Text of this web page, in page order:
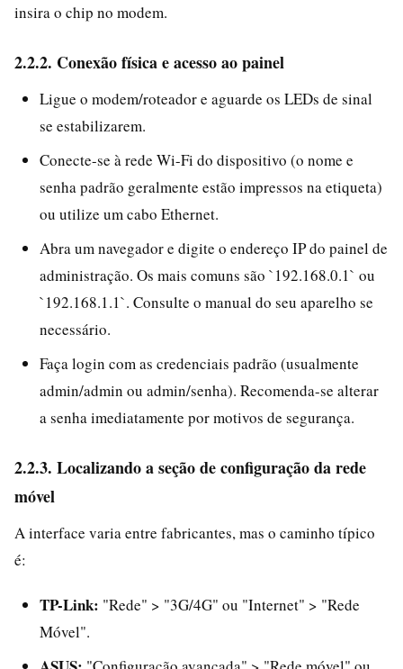
insira o chip no modem.
2.2.2. Conexão física e acesso ao painel
Ligue o modem/roteador e aguarde os LEDs de sinal
se estabilizarem.
Conecte-se à rede Wi-Fi do dispositivo (o nome e
senha padrão geralmente estão impressos na etiqueta)
ou utilize um cabo Ethernet.
Abra um navegador e digite o endereço IP do painel de
administração. Os mais comuns são `192.168.0.1` ou
`192.168.1.1`. Consulte o manual do seu aparelho se
necessário.
Faça login com as credenciais padrão (usualmente
admin/admin ou admin/senha). Recomenda-se alterar
a senha imediatamente por motivos de segurança.
2.2.3. Localizando a seção de configuração da rede
móvel
A interface varia entre fabricantes, mas o caminho típico
é:
TP-Link: "Rede" > "3G/4G" ou "Internet" > "Rede
Móvel".